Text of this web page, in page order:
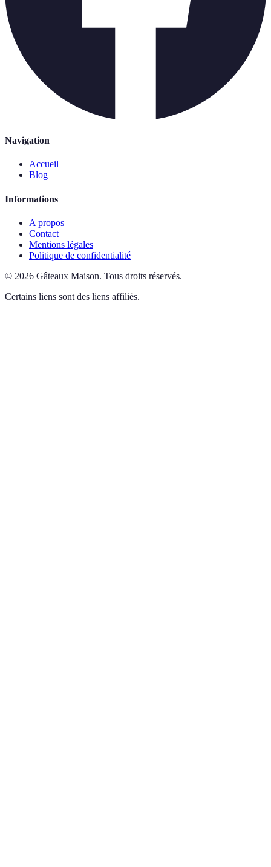
Navigation
Accueil
Blog
Informations
A propos
Contact
Mentions légales
Politique de confidentialité
© 2026 Gâteaux Maison. Tous droits réservés.
Certains liens sont des liens affiliés.